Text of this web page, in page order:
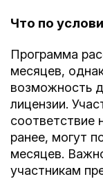
Что по
Программа
месяцев,
возможность
лицензии.
соответствие
ранее, могут
месяцев.
участникам